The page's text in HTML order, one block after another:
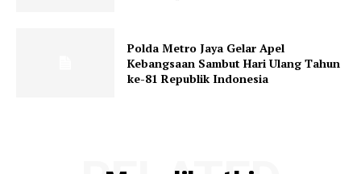
Polda Metro Jaya Gelar Apel
Kebangsaan Sambut Hari Ulang Tahun
ke-81 Republik Indonesia